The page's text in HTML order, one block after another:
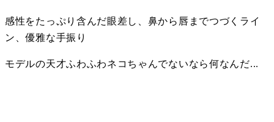
感性をたっぷり含んだ眼差し、鼻から唇までつづくライ
ン、優雅な手振り
モデルの天才ふわふわネコちゃんでないなら何なんだ...